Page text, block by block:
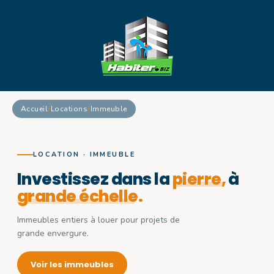
Accueil/Locations/Immeuble
LOCATION · IMMEUBLE
Investissezdanslapierre,à
grande échelle.
Immeubles entiers à louer pour projets de
grande envergure.
Voir les immeubles